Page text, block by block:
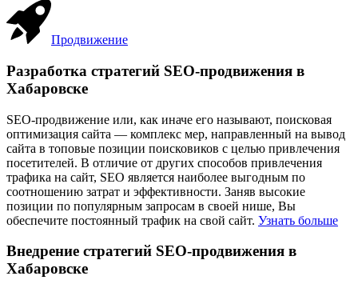
Продвижение
Разработка стратегий SEO-продвижения в
Хабаровске
SEO-продвижение или, как иначе его называют, поисковая
оптимизация сайта — комплекс мер, направленный на вывод
сайта в топовые позиции поисковиков с целью привлечения
посетителей. В отличие от других способов привлечения
трафика на сайт, SEO является наиболее выгодным по
соотношению затрат и эффективности. Заняв высокие
позиции по популярным запросам в своей нише, Вы
обеспечите постоянный трафик на свой сайт. Узнать больше
Внедрение стратегий SEO-продвижения в
Хабаровске